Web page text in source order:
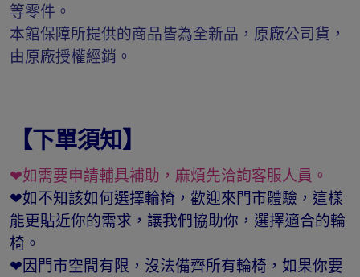
等零件。
本館保障所提供的商品皆為全新品，原廠公司貨，
由原廠授權經銷。
【下單須知】
❤如需要申請輔具補助，麻煩先洽詢客服人員。
❤如不知該如何選擇輪椅，歡迎來門市體驗，這樣
能更貼近你的需求，讓我們協助你，選擇適合的輪
椅。
❤因門市空間有限，沒法備齊所有輪椅，如果你要